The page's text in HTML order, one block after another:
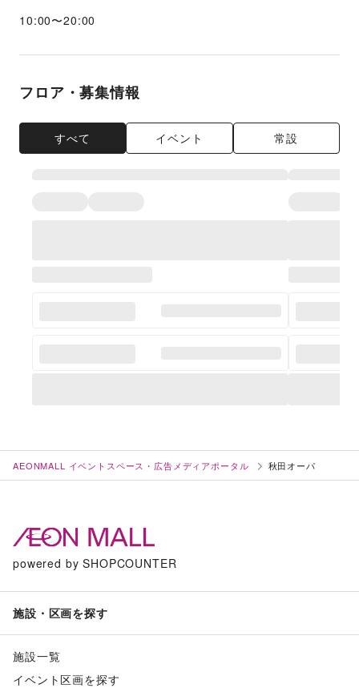
10:00〜20:00
フロア・募集情報
すべて イベント 常設
AEONMALL イベントスペース・広告メディアポータル 秋田オーパ
powered by SHOPCOUNTER
施設・区画を探す
施設一覧
イベント区画を探す